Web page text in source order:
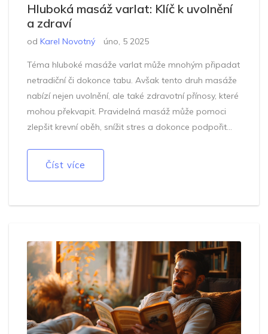
Hluboká masáž varlat: Klíč k uvolnění
a zdraví
od Karel Novotný úno, 5 2025
Téma hluboké masáže varlat může mnohým připadat
netradiční či dokonce tabu. Avšak tento druh masáže
nabízí nejen uvolnění, ale také zdravotní přínosy, které
mohou překvapit. Pravidelná masáž může pomoci
zlepšit krevní oběh, snížit stres a dokonce podpořit
technikami, benefity a mýty, které se k této metodě
vyzkoušet v klidu domova.
Číst více